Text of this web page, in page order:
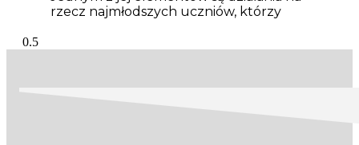
rzecz najmłodszych uczniów, którzy